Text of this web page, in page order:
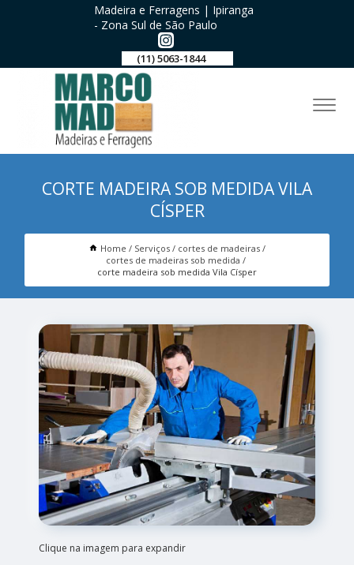
Madeira e Ferragens | Ipiranga
- Zona Sul de São Paulo
(11) 5063-1844
CORTE MADEIRA SOB MEDIDA VILA
CÍSPER
Home Serviços
cortes de madeiras
cortes de madeiras sob medida
corte madeira sob medida Vila Císper
Clique na imagem para expandir